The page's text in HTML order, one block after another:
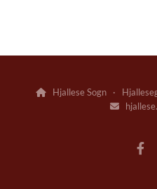
Hjallese Sogn ·
